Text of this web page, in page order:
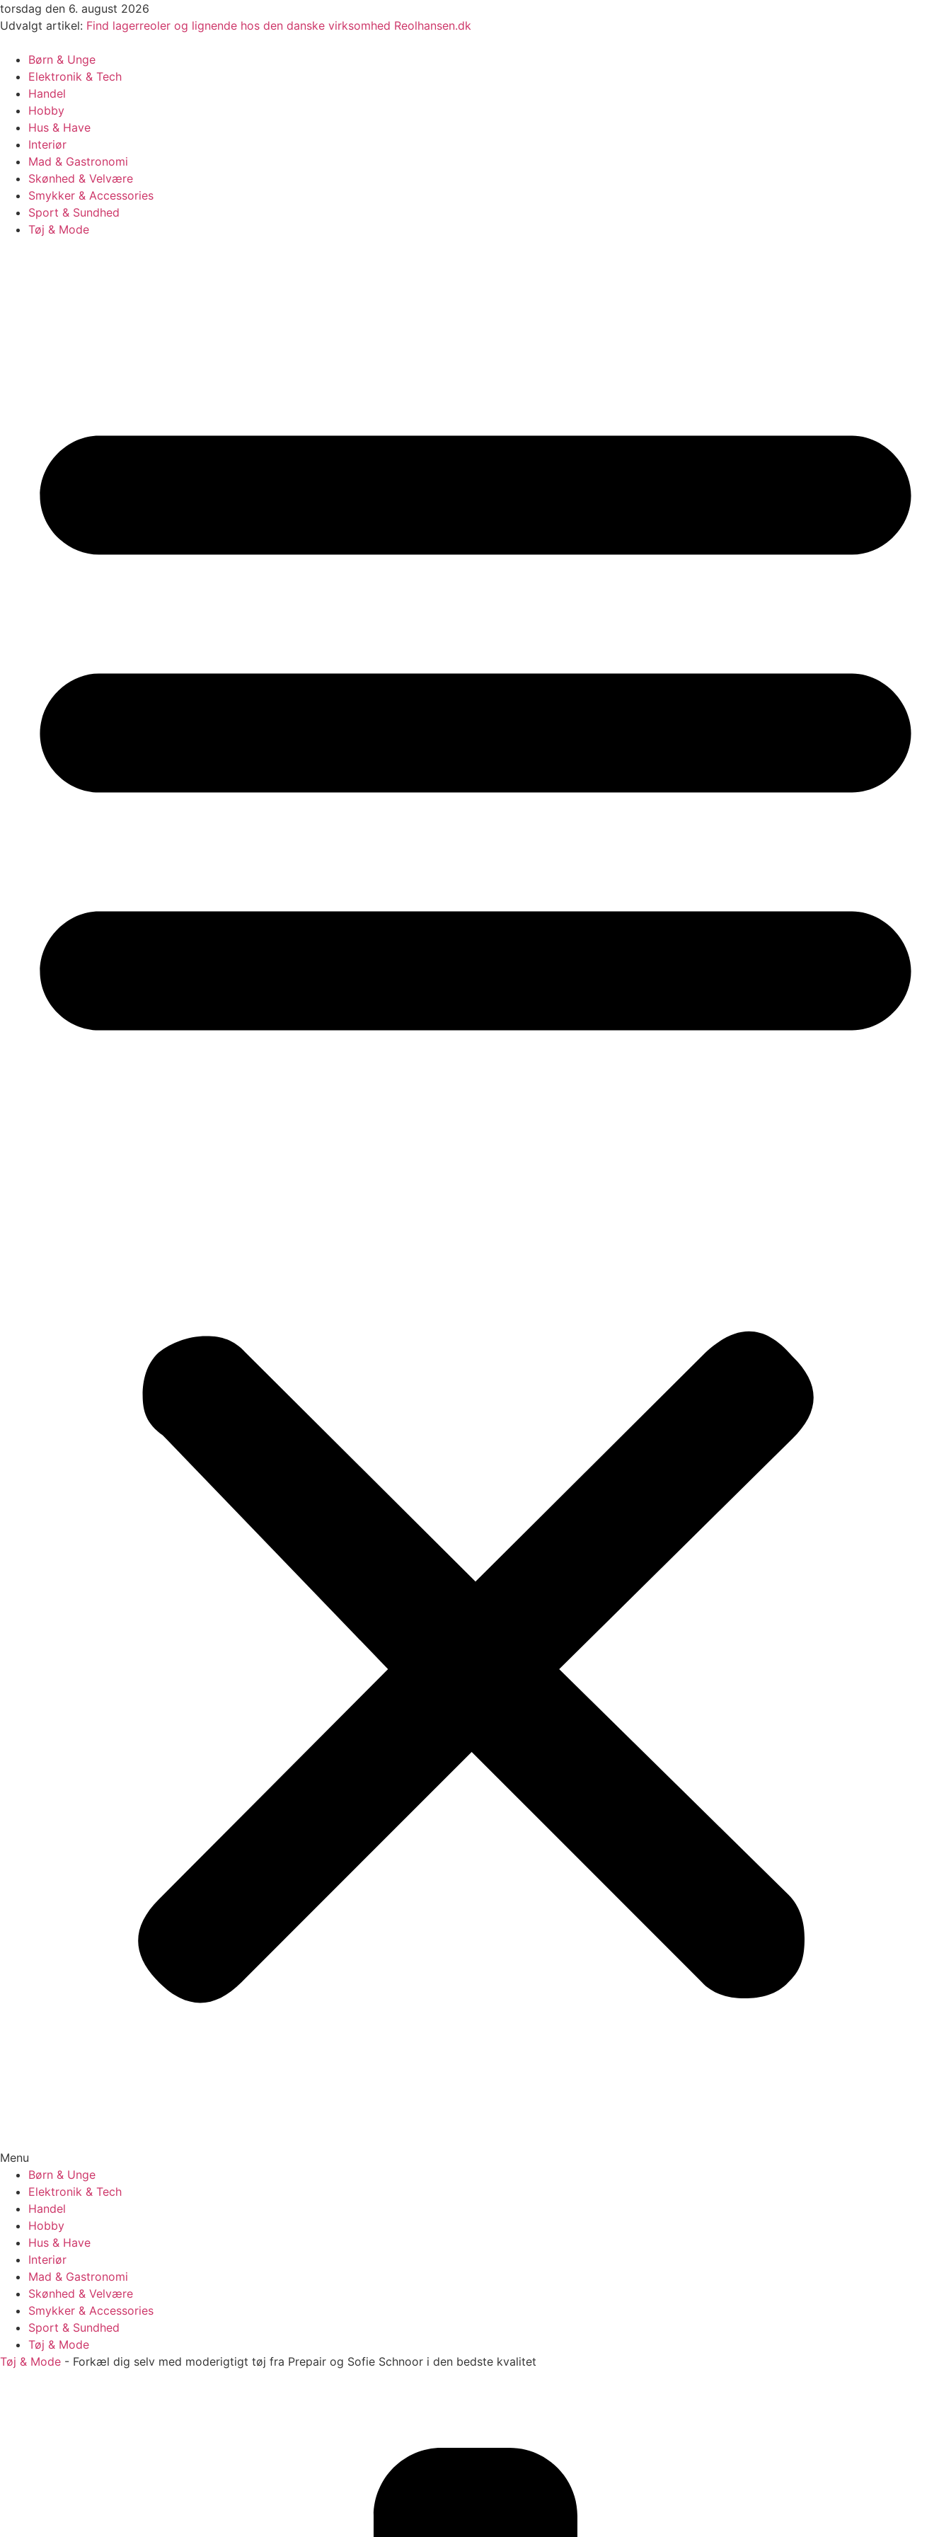
Videre
til
torsdag den 6. august 2026
Udvalgt artikel: Find lagerreoler og lignende hos den danske virksomhed Reolhansen.dk
Børn & Unge
Elektronik & Tech
Handel
Hobby
Hus & Have
Interiør
Mad & Gastronomi
Skønhed & Velvære
Smykker & Accessories
Sport & Sundhed
Tøj & Mode
Menu
Børn & Unge
Elektronik & Tech
Handel
Hobby
Hus & Have
Interiør
Mad & Gastronomi
Skønhed & Velvære
Smykker & Accessories
Sport & Sundhed
Tøj & Mode
Tøj & Mode - Forkæl dig selv med moderigtigt tøj fra Prepair og Sofie Schnoor i den bedste kvalitet